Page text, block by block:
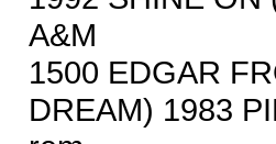
A&M
1500 EDGAR
DREAM) 1983